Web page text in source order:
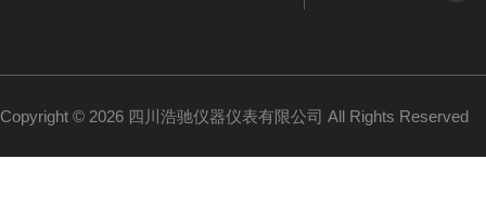
Copyright © 2026 四川浩驰仪器仪表有限公司 All Rights Reserved